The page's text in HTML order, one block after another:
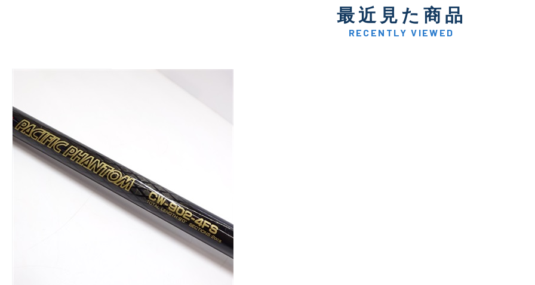
C-
い品
最近見た商品
RECENTLY VIEWED